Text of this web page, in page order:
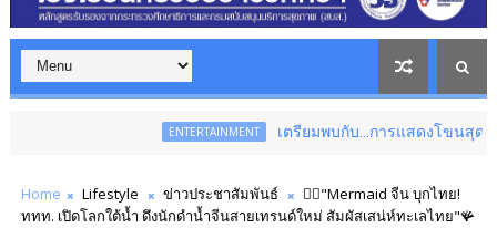
ENTERTAINMENT เตรียมพบกับ...การแสดงโขนสุดยิ่งใหญ่แห่งปี
Home Lifestyle ข่าวประชาสัมพันธ์
🧜‍♀️"Mermaid จีน บุกไทย!
ททท. เปิดโลกใต้น้ำ ดึงนักดำน้ำจีนสายเทรนด์ใหม่ สัมผัสเสน่ห์ทะเลไทย"🪸